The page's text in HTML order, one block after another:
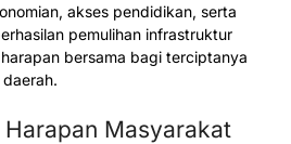
akses pendidikan, serta
pemulihan infrastruktur
bersama bagi terciptanya
Harapan Masyarakat